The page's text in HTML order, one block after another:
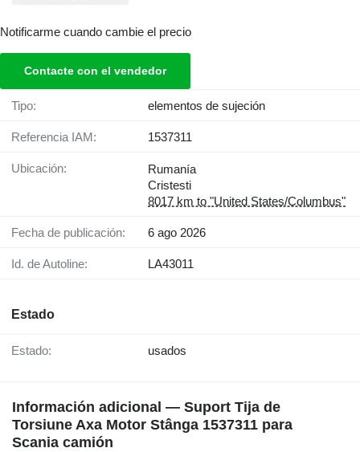
Notificarme cuando cambie el precio
Contacte con el vendedor
Tipo: elementos de sujeción
Referencia IAM: 1537311
Ubicación:
Rumanía
Cristesti
8017 km to "United States/Columbus"
Fecha de publicación: 6 ago 2026
Id. de Autoline: LA43011
Estado
Estado: usados
Información adicional — Suport Tija de
Torsiune Axa Motor Stânga 1537311 para
Scania camión